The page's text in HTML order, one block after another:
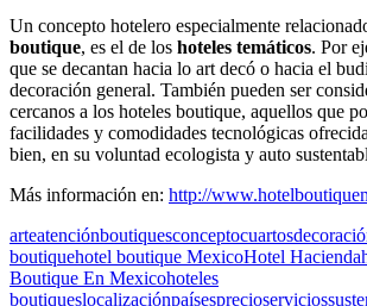
Un concepto hotelero especialmente
boutique, es el de los hoteles temáticos. Por
que se decantan hacia lo art decó o hacia el
decoración general. También pueden ser
cercanos a los hoteles boutique, aquellos que
facilidades y comodidades tecnológicas
bien, en su voluntad ecologista y auto
Más información en: http://
arteatenciónboutiquesconceptocuartos
boutiquehotel boutique MexicoHotel Hacienda
Boutique En Mexicohoteles
boutiqueslocalizaciónpaísesprecioservicios